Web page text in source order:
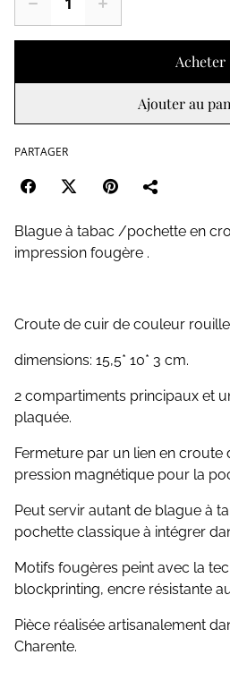
Acheter
Ajouter au
PARTAGER
Blague à tabac /pochette en
impression fougère .
Croute de cuir de couleur
dimensions: 15,5* 10* 3 cm.
2 compartiments principaux et
plaquée.
Fermeture par un lien en
pression magnétique pour la
Peut servir autant de blague à
pochette classique à intégrer
Motifs fougères peint avec la
blockprinting, encre résistante
Pièce réalisée artisanalement
Charente.